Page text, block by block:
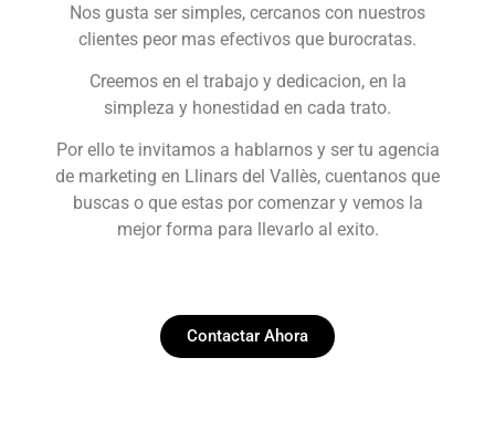
Nos gusta ser simples, cercanos con nuestros
clientes peor mas efectivos que burocratas.
Creemos en el trabajo y dedicacion, en la
simpleza y honestidad en cada trato.
Por ello te invitamos a hablarnos y ser tu agencia
de marketing en Llinars del Vallès, cuentanos que
buscas o que estas por comenzar y vemos la
mejor forma para llevarlo al exito.
Contactar Ahora